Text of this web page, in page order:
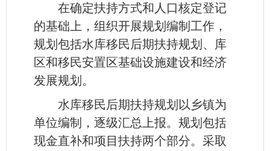
在确定扶持方式和人口核定登记
的基础上，组织开展规划编制工作，
规划包括水库移民后期扶持规划、库
区和移民安置区基础设施建设和经济
发展规划。
水库移民后期扶持规划以乡镇为
单位编制，逐级汇总上报。规划包括
现金直补和项目扶持两个部分。采取